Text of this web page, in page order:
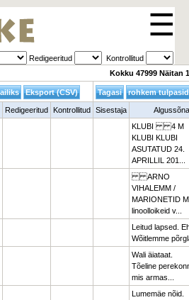
☰
Redigeeritud
Kontrollitud
Kokku 47999 Näitan
Redigeeritud Kontrollitud Sisestaja
KLUBI 4 M
KLUBI KLUBI
ASUTATUD 24.
APRILLIL 201...
ARNO
VIHALEMM /
MARIONETID
linoolloikeid v...
Leitud lapsed.
Wõitlemme
Wali äiataat.
Tõeline
mis armas...
Lumemäe nõid.